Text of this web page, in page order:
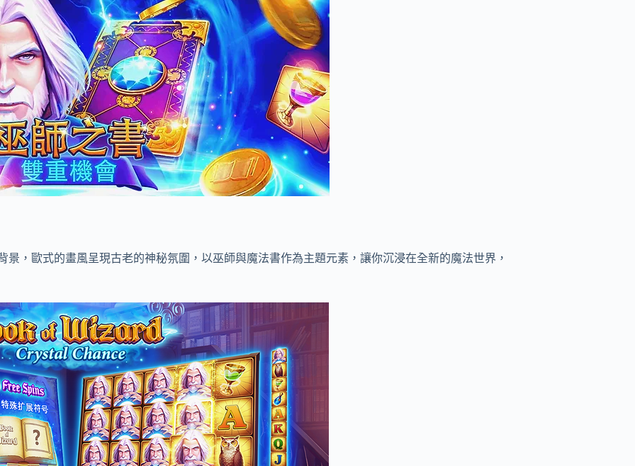
景，歐式的畫風呈現古老的神秘氛圍，以巫師與魔法書作為主題元素，讓你沉浸在全新的魔法世界，